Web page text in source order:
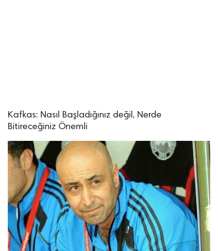
Kafkas: Nasıl Başladığınız değil, Nerde
Bitireceğiniz Önemli